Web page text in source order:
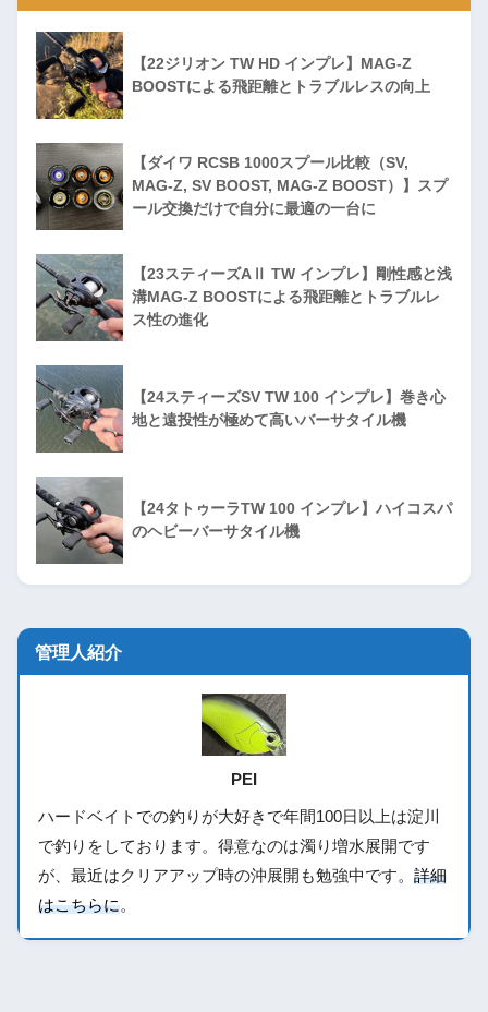
【22ジリオン TW HD インプレ】MAG-Z
BOOSTによる飛距離とトラブルレスの向上
【ダイワ RCSB 1000スプール比較（SV,
MAG-Z, SV BOOST, MAG-Z BOOST）】スプ
ール交換だけで自分に最適の一台に
【23スティーズAⅡ TW インプレ】剛性感と浅
溝MAG-Z BOOSTによる飛距離とトラブルレ
ス性の進化
【24スティーズSV TW 100 インプレ】巻き心
地と遠投性が極めて高いバーサタイル機
【24タトゥーラTW 100 インプレ】ハイコスパ
のヘビーバーサタイル機
管理人紹介
PEI
ハードベイトでの釣りが大好きで年間100日以上は淀川
で釣りをしております。得意なのは濁り増水展開です
が、最近はクリアアップ時の沖展開も勉強中です。 詳細
はこちらに。